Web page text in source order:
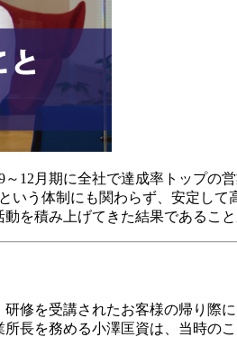
12月期に全社で達成率トップの
う体制にも関わらず、安定し
を積み上げてきた結果であること
修を受講されたお客様の帰り際
長を務める小澤匡資は、当時の